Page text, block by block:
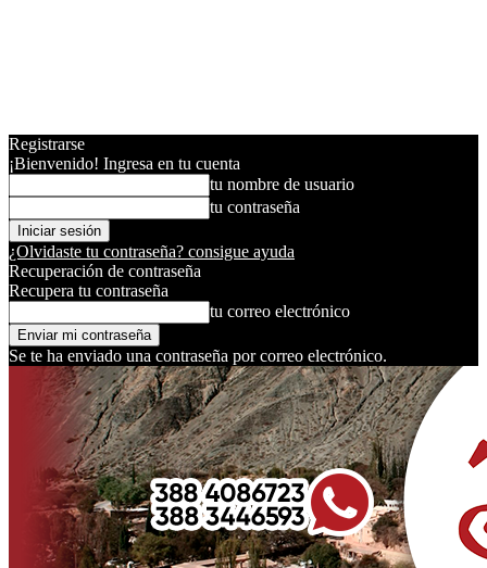
Registrarse
¡Bienvenido! Ingresa en tu cuenta
tu nombre de usuario
tu contraseña
¿Olvidaste tu contraseña? consigue ayuda
Recuperación de contraseña
Recupera tu contraseña
tu correo electrónico
Se te ha enviado una contraseña por correo electrónico.